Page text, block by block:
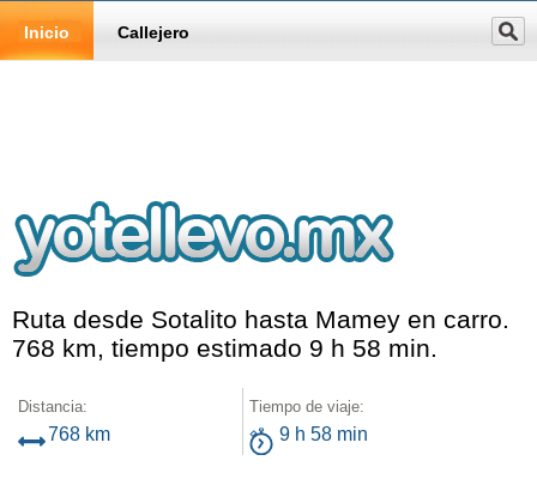
Inicio Callejero
Ruta desde Sotalito hasta Mamey en carro.
768 km, tiempo estimado 9 h 58 min.
Distancia:
768 km
Tiempo de viaje:
9 h 58 min